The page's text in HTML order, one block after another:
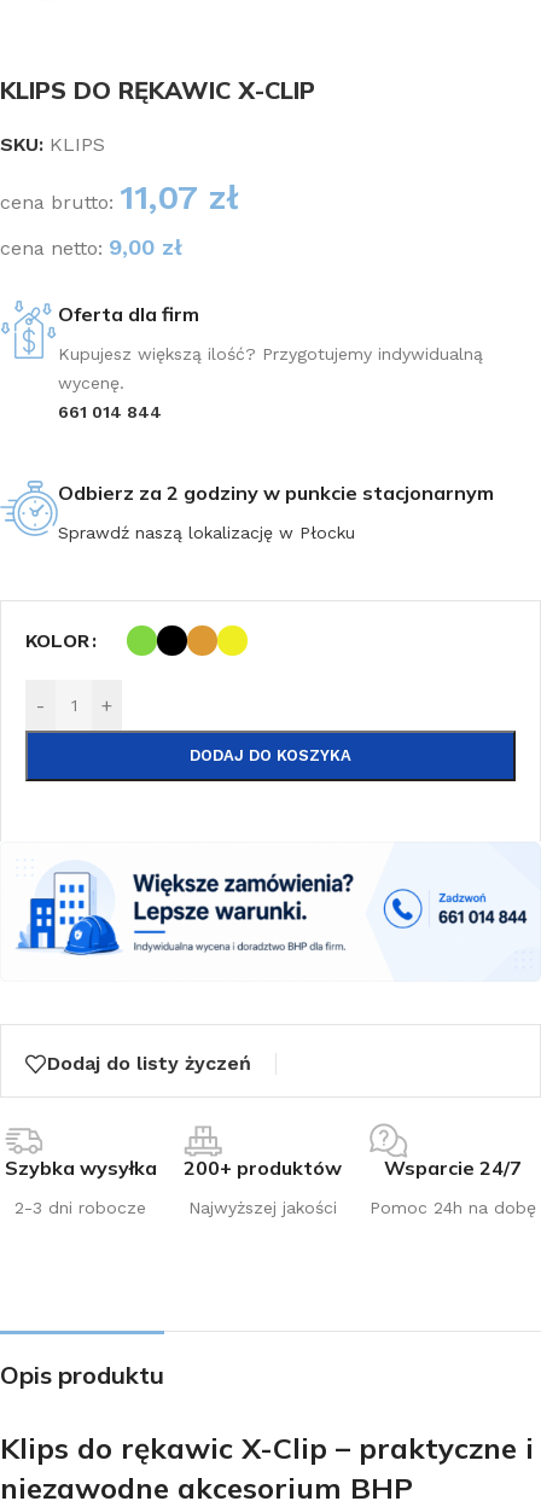
KLIPS DO RĘKAWIC X-CLIP
SKU: KLIPS
cena brutto: 11,07 zł
cena netto: 9,00 zł
Oferta dla firm
Kupujesz większą ilość? Przygotujemy indywidualną
wycenę.
661 014 844
Odbierz za 2 godziny w punkcie stacjonarnym
Sprawdź naszą lokalizację w Płocku
KOLOR
- +
DODAJ DO KOSZYKA
Dodaj do listy życzeń
Szybka wysyłka
2-3 dni robocze
200+ produktów
Najwyższej jakości
Wsparcie 24/7
Pomoc 24h na dobę
Opis produktu
Klips do rękawic X-Clip – praktyczne i
niezawodne akcesorium BHP